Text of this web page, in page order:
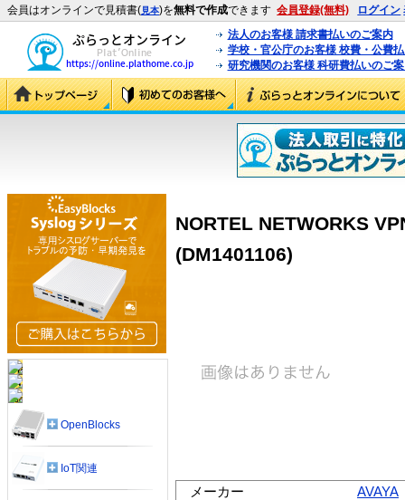
会員はオンラインで見積書(見本)を無料で作成できます 会員登録(無料) ログイン
法人のお客様 請求書払いのご案内
学校・官公庁のお客様 校費・公費
研究機関のお客様 科研費払いのご
NORTEL NETWORKS
(DM1401106)
メーカー
AVAYA
OpenBlocks
IoT関連